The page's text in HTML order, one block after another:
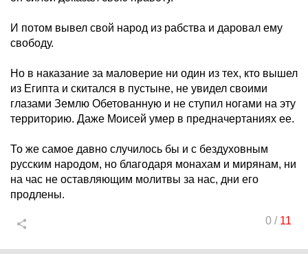
И потом вывел свой народ из рабства и даровал ему
свободу.
Но в наказание за маловерие ни один из тех, кто вышел
из Египта и скитался в пустыне, не увидел своими
глазами Землю Обетованную и не ступил ногами на эту
территорию. Даже Моисей умер в предначертаниях ее.
То же самое давно случилось бы и с бездуховным
русским народом, но благодаря монахам и мирянам, ни
на час не оставляющим молитвы за нас, дни его
продлены.
0/ 11